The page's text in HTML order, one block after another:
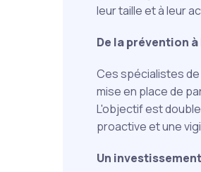
leur taille et à leur
De la prévention
Ces spécialistes
mise en place de
L'objectif est
proactive et une
Un